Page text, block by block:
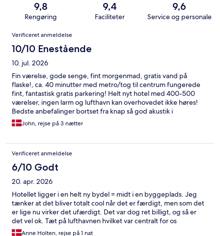
9,8
Rengøring
9,4
Faciliteter
9,6
Service og personale
Anmeldelser
Verificeret anmeldelse
10/10 Enestående
10. jul. 2026
Fin værelse, gode senge, fint morgenmad, gratis vand på
flaske!, ca. 40 minutter med metro/tog til centrum fungerede
fint, fantastisk gratis parkering! Helt nyt hotel med 400-500
værelser, ingen larm og lufthavn kan overhovedet ikke høres!
Bedste anbefalinger bortset fra knap så god akustik i
morgenmads lokalet.
John, rejse på 3 nætter
Verificeret anmeldelse
6/10 Godt
20. apr. 2026
Hotellet ligger i en helt ny bydel = midt i en byggeplads. Jeg
tænker at det bliver totalt cool når det er færdigt, men som det
er lige nu virker det ufærdigt. Det var dog ret billigt, og så er
det vel ok. Tæt på lufthavnen hvilket var centralt for os
Anne Holten, rejse på 1 nat